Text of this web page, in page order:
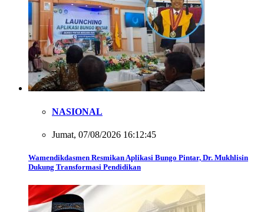
NASIONAL
Jumat, 07/08/2026 16:12:45
Wamendikdasmen Resmikan Aplikasi Bungo Pintar, Dr. Mukhlisin
Dukung Transformasi Pendidikan